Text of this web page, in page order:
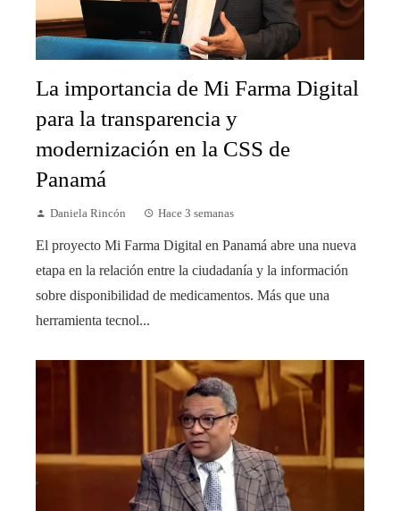
La importancia de Mi Farma Digital
para la transparencia y
modernización en la CSS de
Panamá
Daniela Rincón Hace 3 semanas
El proyecto Mi Farma Digital en Panamá abre una nueva
etapa en la relación entre la ciudadanía y la información
sobre disponibilidad de medicamentos. Más que una
herramienta tecnol...